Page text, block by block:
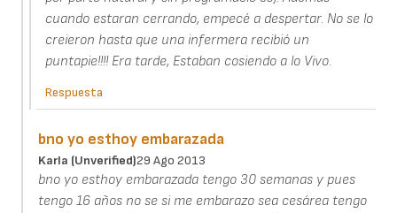
cuando estaran cerrando, empecé a despertar. No se lo
creieron hasta que una infermera recibió un
puntapie!!!! Era tarde, Estaban cosiendo a lo Vivo.
Respuesta
bno yo esthoy embarazada
Karla (unverified)29 Ago 2013
bno yo esthoy embarazada tengo 30 semanas y pues
tengo 16 años no se si me embarazo sea cesárea tengo